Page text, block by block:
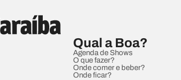
Qual a Boa?
Agenda de Shows
O que fazer?
Onde comer e beber?
Onde ficar?